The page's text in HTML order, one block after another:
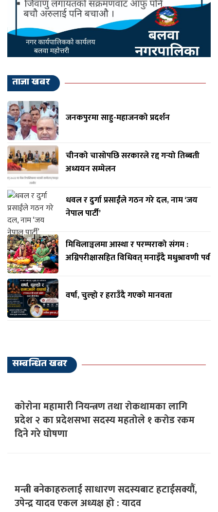
ताजा खबर
जनकपुरमा साहु-महाजनको प्रदर्शन
चीनको चासोपछि सरकारले रद्द गर्‍यो तिब्बती
अध्ययन सम्मेलन
धवल र दुर्गा प्रसाईंले गठन गरे दल, नाम ‘जय
नेपाल पार्टी’
मिथिलाञ्चलमा आस्था र परम्पराको संगम :
अग्निपरीक्षासहित विधिवत् मनाइँदै मधुश्रावणी पर्व
वर्षा, चुल्हो र हराउँदै गएको मानवता
सम्बन्धित खबर
काेराेना महामारी नियन्त्रण तथा रोकथामका लागि
प्रदेश २ का प्रदेशसभा सदस्य महतोले १ करोड रकम
दिने गरे घोषणा
मन्त्री बनेकाहरुलाई साधारण सदस्यबाट हटाईसक्यौं,
उपेन्द्र यादव एकल अध्यक्ष हो : यादव